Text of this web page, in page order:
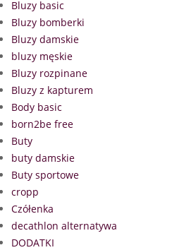
Bluzy basic
Bluzy bomberki
Bluzy damskie
bluzy męskie
Bluzy rozpinane
Bluzy z kapturem
Body basic
born2be free
Buty
buty damskie
Buty sportowe
cropp
Czółenka
decathlon alternatywa
DODATKI